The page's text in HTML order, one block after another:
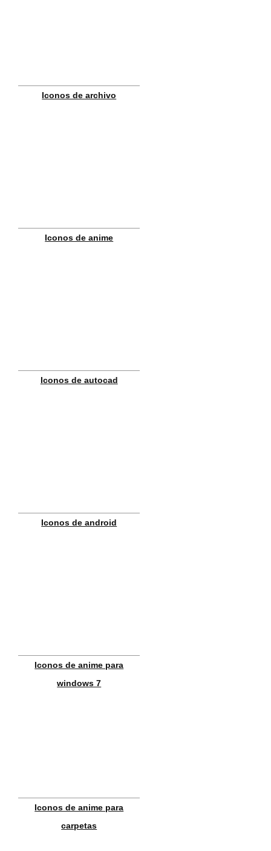
Iconos de archivo
Iconos de anime
Iconos de autocad
Iconos de android
Iconos de anime para
windows 7
Iconos de anime para
carpetas